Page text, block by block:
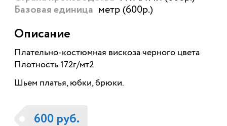
Базовая единица метр (600р.)
Описание
Плательно-костюмная вискоза черного цвета
Плотность 172г/мт2
Шьем платья, юбки, брюки.
600 руб.